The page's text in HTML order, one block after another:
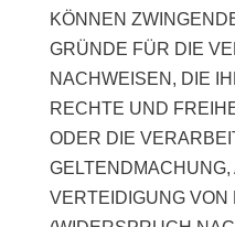
KÖNNEN
GRÜNDE FÜR DIE
NACHWEISEN, DIE
RECHTE UND
ODER DIE
VERTEIDIGUNG